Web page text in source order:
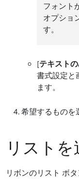
フォント
オプショ
す。
[テキスト
書式設定と
ます。
希望するものを
リスト
リボンのリスト ボ